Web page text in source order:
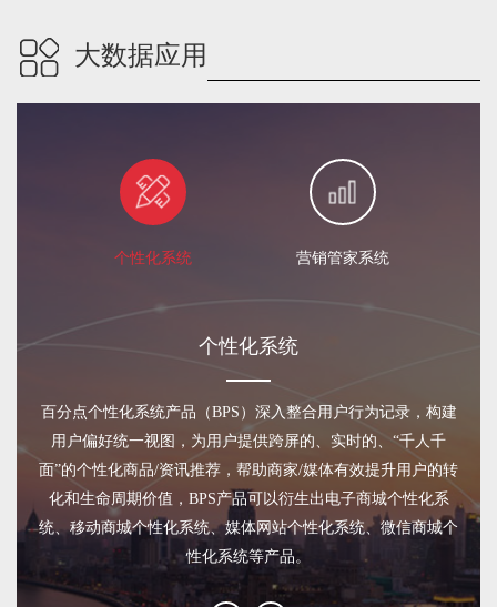
大数据应用
个性化系统 营销管家系统
个性化系统
百分点个性化系统产品（BPS ）深入整合用户行为记录，构建
用户偏好统一视图，为用户提供跨屏的、实时的、“千人千
面”的个性化商品/资讯推荐，帮助商家/媒体有效提升用户的转
化和生命周期价值， BPS产品可以衍生出电子商城个性化系
统、移动商城个性化系统、媒体网站个性化系统、微信商城个
性化系统等产品。